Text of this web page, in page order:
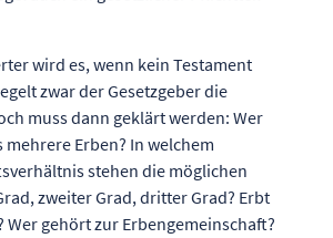
wird es, wenn kein Testament
zwar der Gesetzgeber die
muss dann geklärt werden: Wer
mehrere Erben? In welchem
stehen die möglichen
zweiter Grad, dritter Grad? Erbt
Wer gehört zur Erbengemeinschaft?